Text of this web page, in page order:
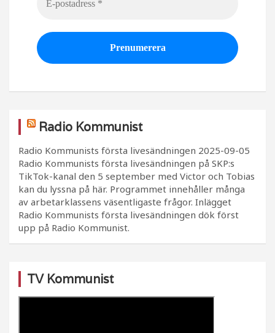
Radio Kommunist
Radio Kommunists första livesändningen 2025-09-05
Radio Kommunists första livesändningen på SKP:s
TikTok-kanal den 5 september med Victor och Tobias
kan du lyssna på här. Programmet innehåller många
av arbetarklassens väsentligaste frågor. Inlägget
Radio Kommunists första livesändningen dök först
upp på Radio Kommunist.
TV Kommunist